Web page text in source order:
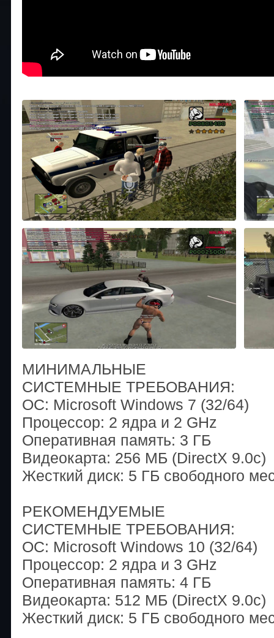
МИНИМАЛЬНЫЕ
СИСТЕМНЫЕ ТРЕБОВАНИЯ:
ОС: Microsoft Windows 7 (32/64)
Процессор: 2 ядра и 2 GHz
Оперативная память: 3 ГБ
Видеокарта: 256 МБ (DirectX 9.0c)
Жесткий диск: 5 ГБ свободного
РЕКОМЕНДУЕМЫЕ
СИСТЕМНЫЕ ТРЕБОВАНИЯ:
ОС: Microsoft Windows 10 (32/64)
Процессор: 2 ядра и 3 GHz
Оперативная память: 4 ГБ
Видеокарта: 512 МБ (DirectX 9.0c)
Жесткий диск: 5 ГБ свободного